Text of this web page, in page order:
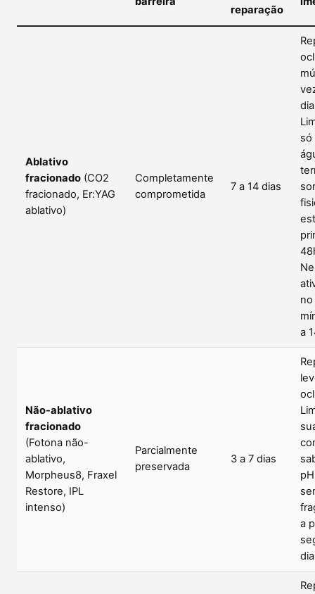
reparação
Ablativo
fracionado (CO2
fracionado, Er:YAG
ablativo)
Completamente
comprometida
7 a 14 dias
só
no
a
Não-ablativo
fracionado
(Fotona não-
ablativo,
Morpheus8, Fraxel
Restore, IPL
intenso)
Parcialmente
preservada
3 a 7 dias
a